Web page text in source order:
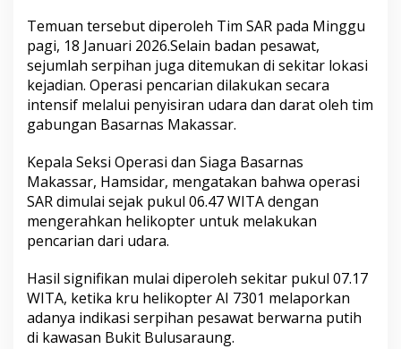
Temuan tersebut diperoleh Tim SAR pada Minggu
pagi, 18 Januari 2026.Selain badan pesawat,
sejumlah serpihan juga ditemukan di sekitar lokasi
kejadian. Operasi pencarian dilakukan secara
intensif melalui penyisiran udara dan darat oleh tim
gabungan Basarnas Makassar.
Kepala Seksi Operasi dan Siaga Basarnas
Makassar, Hamsidar, mengatakan bahwa operasi
SAR dimulai sejak pukul 06.47 WITA dengan
mengerahkan helikopter untuk melakukan
pencarian dari udara.
Hasil signifikan mulai diperoleh sekitar pukul 07.17
WITA, ketika kru helikopter AI 7301 melaporkan
adanya indikasi serpihan pesawat berwarna putih
di kawasan Bukit Bulusaraung.